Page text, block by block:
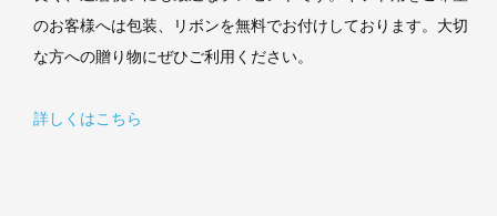
のお客様へは包装、リボンを無料でお付けしております。大切
な方への贈り物にぜひご利用ください。
詳しくはこちら